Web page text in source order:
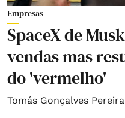
Empresas
SpaceX de
vendas mas
do 'vermelho'
Tomás Gonçalves Pereira